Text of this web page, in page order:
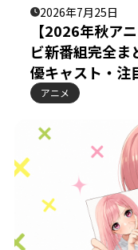
2026年7月25日
【2026年秋ア
ビ新番組完全ま
優キャスト・注
アニメ